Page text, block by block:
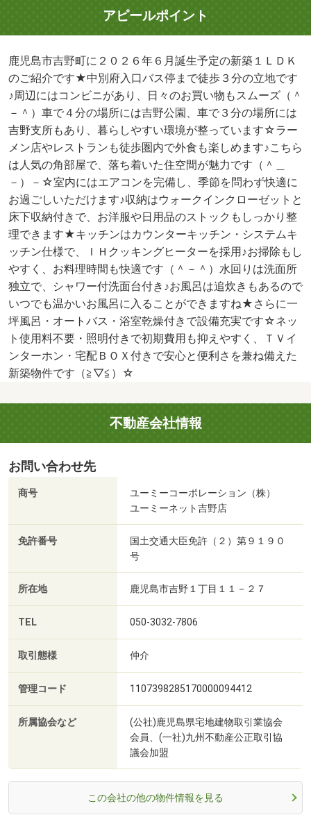
アピールポイント
鹿児島市吉野町に２０２６年６月誕生予定の新築１ＬＤＫ
のご紹介です★中別府入口バス停まで徒歩３分の立地です
♪周辺にはコンビニがあり、日々のお買い物もスムーズ（＾
－＾）車で４分の場所には吉野公園、車で３分の場所には
吉野支所もあり、暮らしやすい環境が整っています☆ラー
メン店やレストランも徒歩圏内で外食も楽しめます♪こちら
は人気の角部屋で、落ち着いた住空間が魅力です（＾＿
－）－☆室内にはエアコンを完備し、季節を問わず快適に
お過ごしいただけます♪収納はウォークインクローゼットと
床下収納付きで、お洋服や日用品のストックもしっかり整
理できます★キッチンはカウンターキッチン・システムキ
ッチン仕様で、ＩＨクッキングヒーターを採用♪お掃除もし
やすく、お料理時間も快適です（＾－＾）水回りは洗面所
独立で、シャワー付洗面台付き♪お風呂は追炊きもあるので
いつでも温かいお風呂に入ることができますね★さらに一
坪風呂・オートバス・浴室乾燥付きで設備充実です☆ネッ
ト使用料不要・照明付きで初期費用も抑えやすく、ＴＶイ
ンターホン・宅配ＢＯＸ付きで安心と便利さを兼ね備えた
新築物件です（≧▽≦）☆
不動産会社情報
お問い合わせ先
商号
ユーミーコーポレーション（株）
ユーミーネット吉野店
免許番号
国土交通大臣免許（２）第９１９０
号
所在地 鹿児島市吉野１丁目１１－２７
TEL 050-3032-7806
取引態様 仲介
管理コード 1107398285170000094412
所属協会など
(公社)鹿児島県宅地建物取引業協会
会員、(一社)九州不動産公正取引協
議会加盟
この会社の他の物件情報を見る